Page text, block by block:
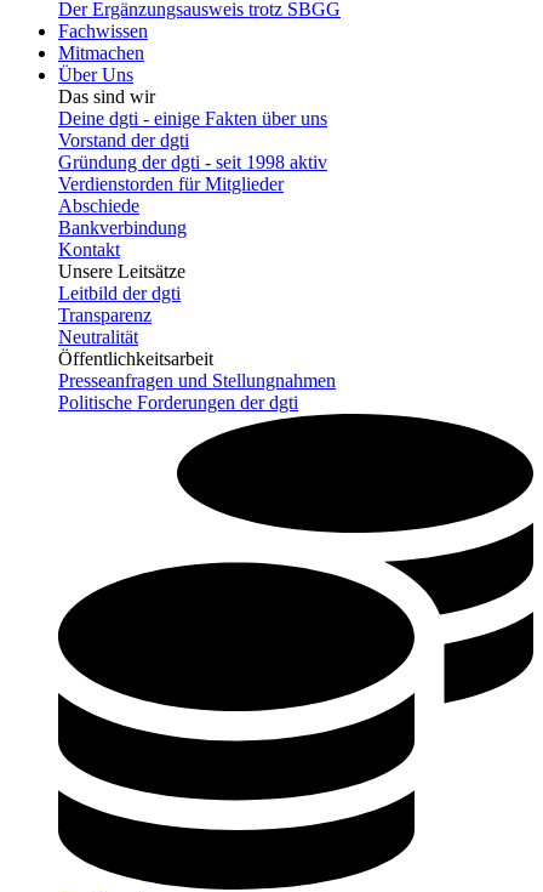
Der Ergänzungsausweis trotz SBGG
Fachwissen
Mitmachen
Über Uns
Das sind wir
Deine dgti - einige Fakten über uns
Vorstand der dgti
Gründung der dgti - seit 1998 aktiv
Verdienstorden für Mitglieder
Abschiede
Bankverbindung
Kontakt
Unsere Leitsätze
Leitbild der dgti
Transparenz
Neutralität
Öffentlichkeitsarbeit
Presseanfragen und Stellungnahmen
Politische Forderungen der dgti